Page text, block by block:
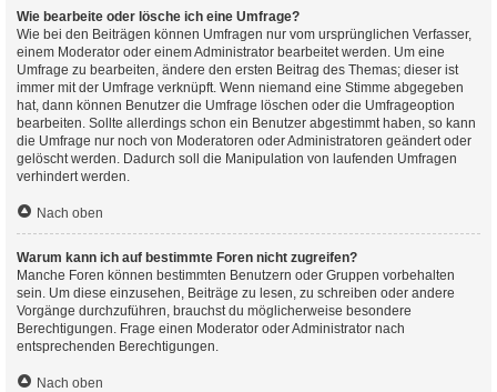
Wie bearbeite oder lösche ich eine Umfrage?
Wie bei den Beiträgen können Umfragen nur vom ursprünglichen Verfasser,
einem Moderator oder einem Administrator bearbeitet werden. Um eine
Umfrage zu bearbeiten, ändere den ersten Beitrag des Themas; dieser ist
immer mit der Umfrage verknüpft. Wenn niemand eine Stimme abgegeben
hat, dann können Benutzer die Umfrage löschen oder die Umfrageoption
bearbeiten. Sollte allerdings schon ein Benutzer abgestimmt haben, so kann
die Umfrage nur noch von Moderatoren oder Administratoren geändert oder
gelöscht werden. Dadurch soll die Manipulation von laufenden Umfragen
verhindert werden.
Nach oben
Warum kann ich auf bestimmte Foren nicht zugreifen?
Manche Foren können bestimmten Benutzern oder Gruppen vorbehalten
sein. Um diese einzusehen, Beiträge zu lesen, zu schreiben oder andere
Vorgänge durchzuführen, brauchst du möglicherweise besondere
Berechtigungen. Frage einen Moderator oder Administrator nach
entsprechenden Berechtigungen.
Nach oben